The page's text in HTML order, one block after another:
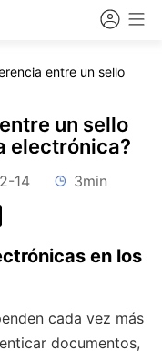
entre un sello
un sello
electrónica?
14 3min
en los
cada vez más
documentos,